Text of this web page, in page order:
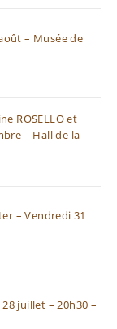
– Musée de
ROSELLO et
– Hall de la
– Vendredi 31
juillet – 20h30 –